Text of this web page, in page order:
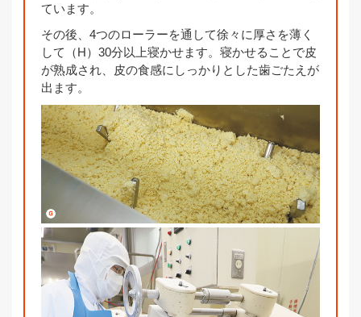
ています。
その後、4つのローラーを通して徐々に厚さを薄く
して（H）30分以上寝かせます。寝かせることで皮
が熟成され、皮の食感にしっかりとした歯ごたえが
出ます。